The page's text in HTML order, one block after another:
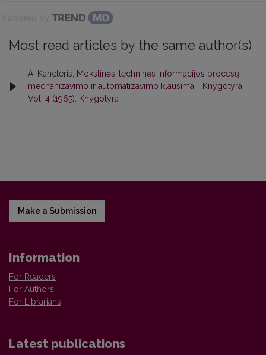
Powered by
Most read articles by the same author(s)
A. Kancleris,
Mokslinės-techninės informacijos procesų
mechanizavimo ir automatizavimo klausimai
Knygotyra:
Vol. 4 (1965): Knygotyra
Make a Submission
Information
For Readers
For Authors
For Librarians
Latest publications